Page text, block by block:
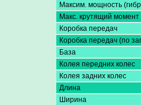
Максим. мощность
Макс. крутящий момент
Коробка передач
Коробка передач (по
База
Колея передних колес
Колея задних колес
Длина
Ширина